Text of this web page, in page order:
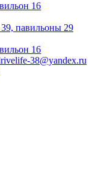
16
павильоны 29
16
38@yandex.ru